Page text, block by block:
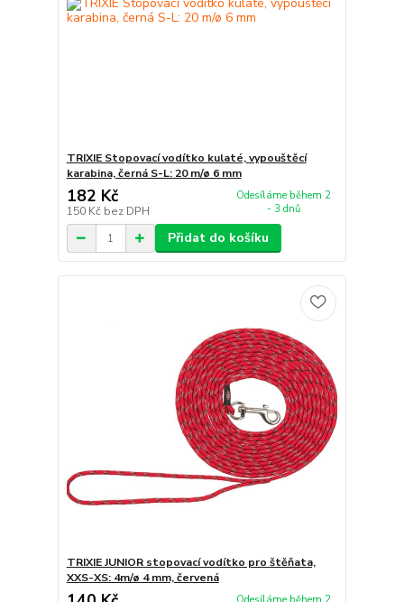
TRIXIE Stopovací vodítko kulaté, vypouštěcí
karabina, černá S-L: 20 m/ø 6 mm
182 Kč
150 Kč bez DPH
Odesíláme během 2
- 3 dnů
Přidat do košíku
TRIXIE JUNIOR stopovací vodítko pro štěňata,
XXS-XS: 4m/ø 4 mm, červená